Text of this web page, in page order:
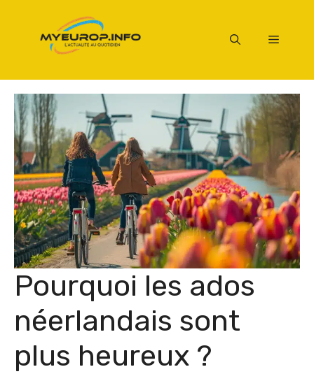
contenu
Menu
Pourquoi les ados
néerlandais sont
plus heureux ?